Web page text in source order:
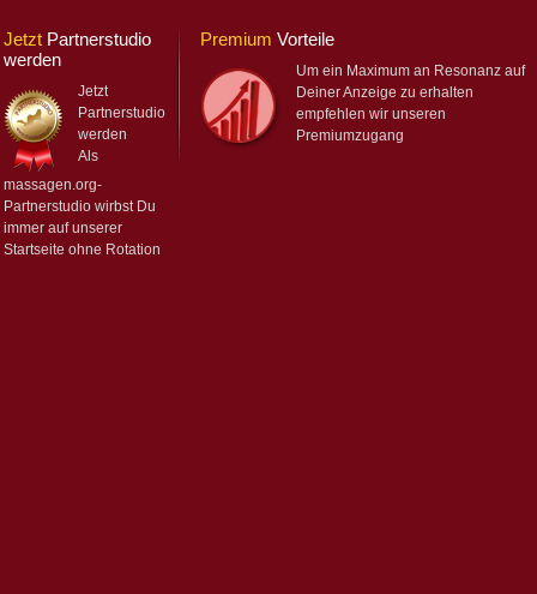
Jetzt Partnerstudio
werden
Jetzt
Partnerstudio
werden
Als
massagen.org-
Partnerstudio wirbst Du
immer auf unserer
Startseite ohne Rotation
Premium Vorteile
Um ein Maximum an Resonanz auf
Deiner Anzeige zu erhalten
empfehlen wir unseren
Premiumzugang